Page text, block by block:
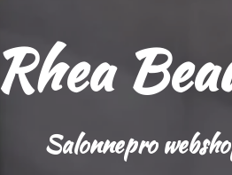
Rhea
Salonnepro